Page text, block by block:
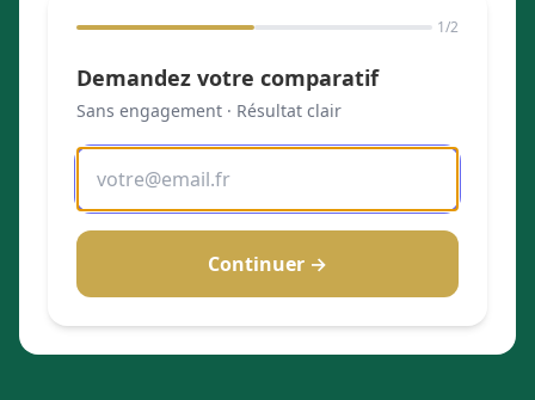
1/2
Demandez votre comparatif
Sans engagement · Résultat clair
Continuer →